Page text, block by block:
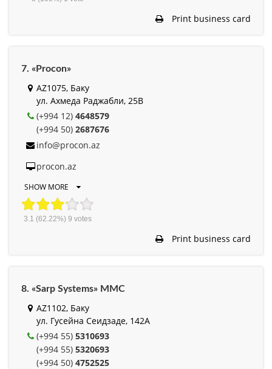
Print business card
7. «Procon»
AZ1075, Баку
ул. Ахмеда Раджабли, 25B
(+994 12) 4648579
(+994 50) 2687676
info@procon.az
procon.az
SHOW MORE
3.1 (62.22%) 9 votes
Print business card
8. «Sarp Systems» MMC
AZ1102, Баку
ул. Гусейна Сеидзаде, 142A
(+994 55) 5310693
(+994 55) 5320693
(+994 50) 4752525